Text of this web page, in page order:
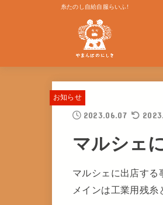
糸たのし自給自服らいふ!
お知らせ
2023.06.07
マルシェ
マルシェに出店する
メインは工業用残糸